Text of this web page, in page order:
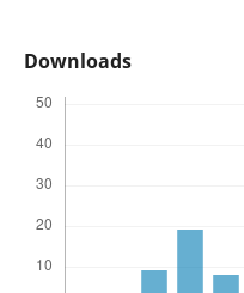
Downloads